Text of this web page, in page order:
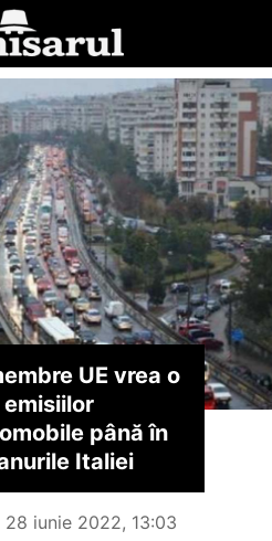
UE vrea o
până în
Italiei
28 iunie 2022, 13:03